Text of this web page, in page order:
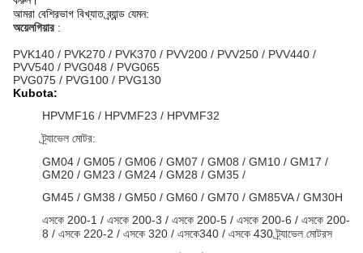
আমরা বেশিরভাগ বিখ্যাত ব্র্যান্ড যেমন:
অয়েলগিয়ার :
PVK140 / PVK270 / PVK370 / PVV200 / PVV250 / PVV440 /
PVV540 / PVG048 / PVG065
PVG075 / PVG100 / PVG130
Kubota:
HPVMF16 / HPVMF23 / HPVMF32
ট্র্যাভেল মোটর:
GM04 / GM05 / GM06 / GM07 / GM08 / GM10 / GM17 /
GM20 / GM23 / GM24 / GM28 / GM35 /
GM45 / GM38 / GM50 / GM60 / GM70 / GM85VA / GM30H
এসকে 200-1 / এসকে 200-3 / এসকে 200-5 / এসকে 200-6 / এসকে 200-
8 / এসকে 220-2 / এসকে 320 / এসকে340 / এসকে 430 ট্র্যাভেল মোটরস